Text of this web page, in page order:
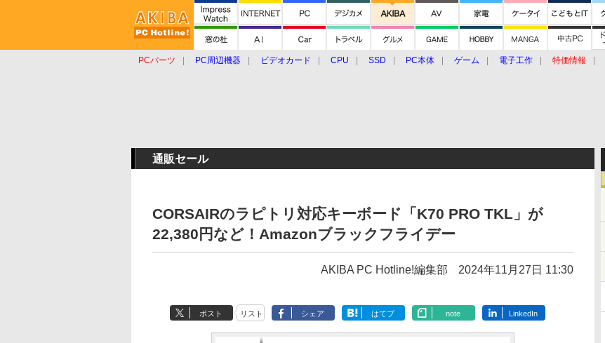
PCパーツ PC周辺機器 ビデオカード CPU SSD PC本体 ゲーム 電子工作 特価情報
通販セール
CORSAIRのラピトリ対応キーボード「K70 PRO TKL」が
22,380円など！Amazonブラックフライデー
AKIBA PC Hotline!編集部 2024年11月27日 11:30
ポスト リスト シェア はてブ note LinkedIn